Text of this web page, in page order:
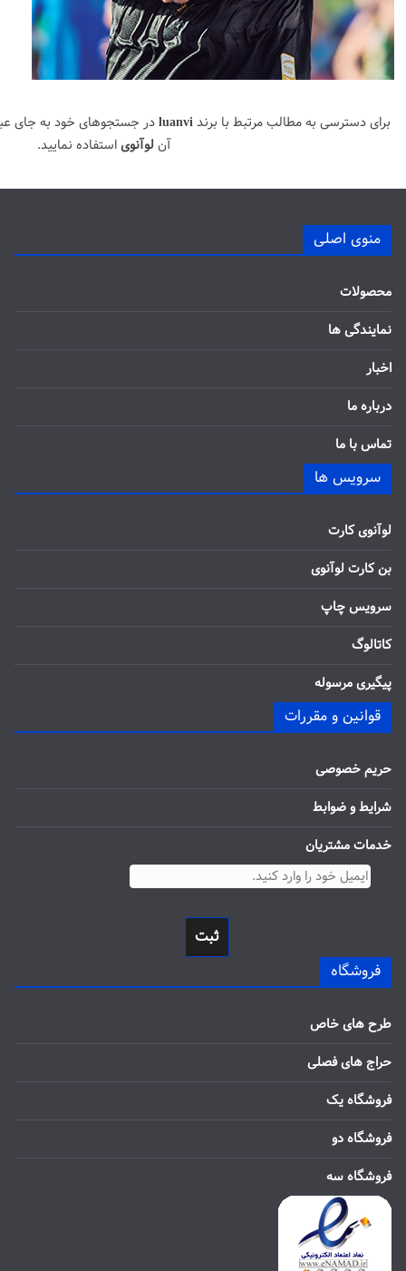
برای دسترسی به مطالب مرتبط با برندluanviدر جستجوهای خود به جای
آن لوآنویاستفاده نمایید.
منوی اصلی
محصولات
نمایندگی ها
اخبار
درباره ما
تماس با ما
سرویس ها
لوآنوی کارت
بن کارت لوآنوی
سرویس چاپ
کاتالوگ
پیگیری مرسوله
قوانین و مقررات
حریم خصوصی
شرایط و ضوابط
خدمات مشتریان
ثبت
فروشگاه
طرح های خاص
حراج های فصلی
فروشگاه یک
فروشگاه دو
فروشگاه سه